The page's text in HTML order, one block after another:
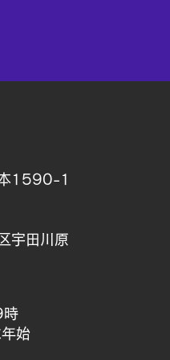
1590-1
宇田川原
時
始